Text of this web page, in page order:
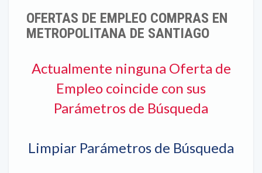
OFERTAS DE EMPLEO COMPRAS EN
METROPOLITANA DE SANTIAGO
Actualmente ninguna Oferta de
Empleo coincide con sus
Parámetros de Búsqueda
Limpiar Parámetros de Búsqueda